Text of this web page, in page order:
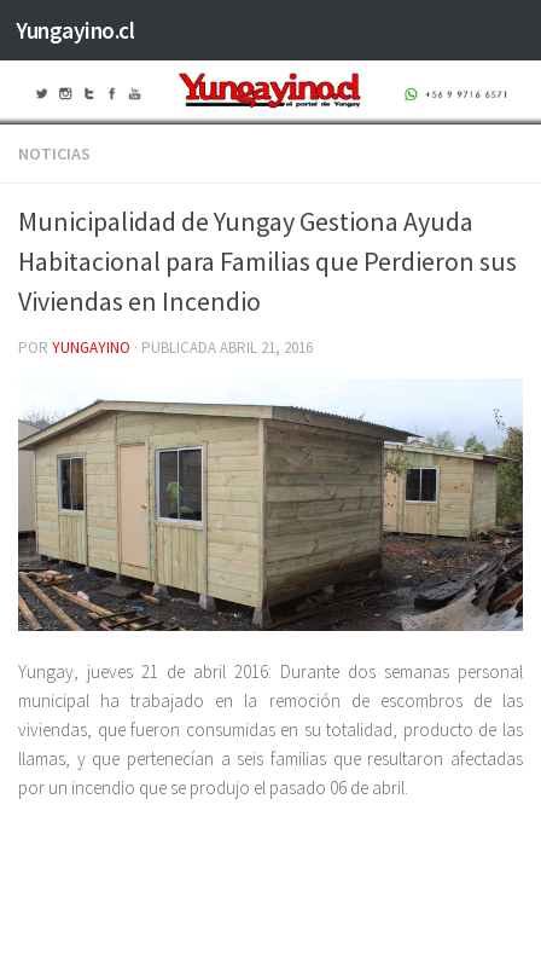
Saltar al contenido
Yungayino.cl
NOTICIAS
Municipalidad de Yungay Gestiona Ayuda
Habitacional para Familias que Perdieron sus
Viviendas en Incendio
POR YUNGAYINO · PUBLICADAABRIL 21, 2016
Yungay, jueves 21 de abril 2016: Durante dos semanas personal
municipal ha trabajado en la remoción de escombros de las
viviendas, que fueron consumidas en su totalidad, producto de las
llamas, y que pertenecían a seis familias que resultaron afectadas
por un incendio que se produjo el pasado 06 de abril.